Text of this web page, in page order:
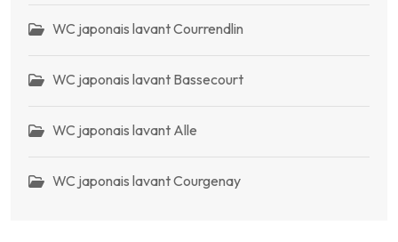
WC japonais lavant Courrendlin
WC japonais lavant Bassecourt
WC japonais lavant Alle
WC japonais lavant Courgenay